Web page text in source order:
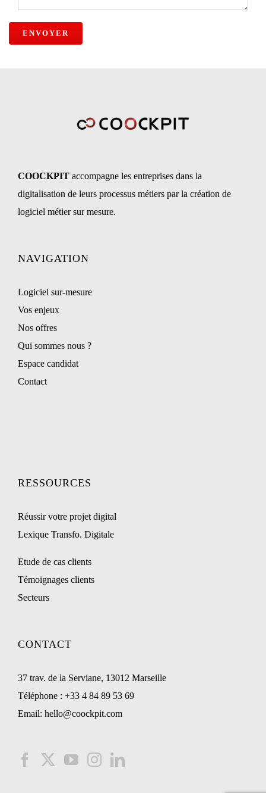
COOCKPIT accompagne les entreprises dans la
digitalisation de leurs processus métiers par la création de
logiciel métier sur mesure.
NAVIGATION
Logiciel sur-mesure
Vos enjeux
Nos offres
Qui sommes nous ?
Espace candidat
Contact
RESSOURCES
Réussir votre projet digital
Lexique Transfo. Digitale
Etude de cas clients
Témoignages clients
Secteurs
CONTACT
37 trav. de la Serviane, 13012 Marseille
Téléphone : +33 4 84 89 53 69
Email: hello@coockpit.com